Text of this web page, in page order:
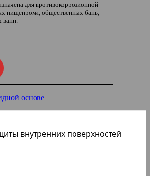
для противокоррозионной
пищепрома, общественных бань,
ванн.
основе
внутренних поверхностей